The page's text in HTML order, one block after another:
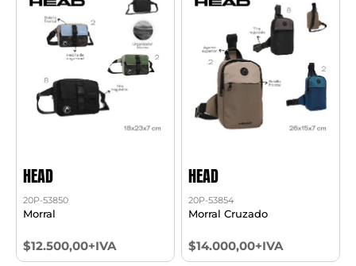
HEAD
20P-53850
Morral
$12.500,00+IVA
HEAD
20P-53854
Morral Cruzado
$14.000,00+IVA